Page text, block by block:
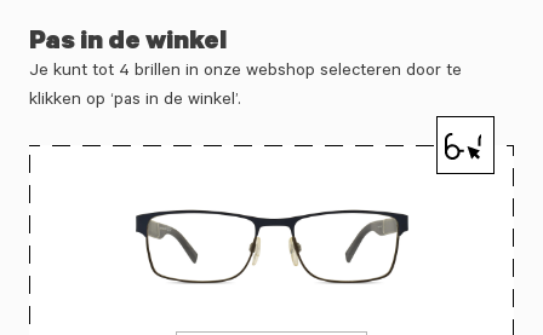
Pas in de winkel
Je kunt tot 4 brillen in onze webshop selecteren door te
klikken op ‘pas in de winkel’.